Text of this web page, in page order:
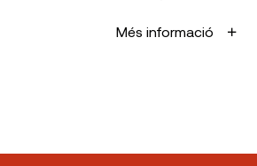
Més informació